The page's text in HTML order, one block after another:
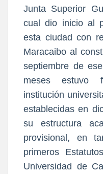
Junta Superior
cual dio inicio al
esta ciudad con
Maracaibo al
septiembre de
meses estuvo
institución
establecidas en
su estructura
provisional, en
primeros
Universidad de